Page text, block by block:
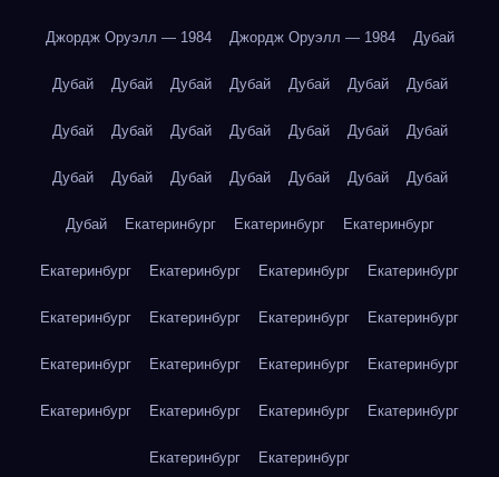
Джордж Оруэлл — 1984 Джордж Оруэлл — 1984 Дубай
Дубай Дубай Дубай Дубай Дубай Дубай Дубай
Дубай Дубай Дубай Дубай Дубай Дубай Дубай
Дубай Дубай Дубай Дубай Дубай Дубай Дубай
Дубай Екатеринбург Екатеринбург Екатеринбург
Екатеринбург Екатеринбург Екатеринбург Екатеринбург
Екатеринбург Екатеринбург Екатеринбург Екатеринбург
Екатеринбург Екатеринбург Екатеринбург Екатеринбург
Екатеринбург Екатеринбург Екатеринбург Екатеринбург
Екатеринбург Екатеринбург